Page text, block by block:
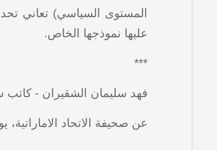
المستوى السياسي) تعاني
عليها نموذجها الخاص.
***
فهد سليمان الشقيران -
عن صحيفة الاتحاد الاماراتية، يوم: 17 سبتمبر